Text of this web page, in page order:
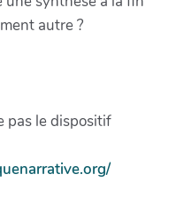
autre ?
pas le dispositif